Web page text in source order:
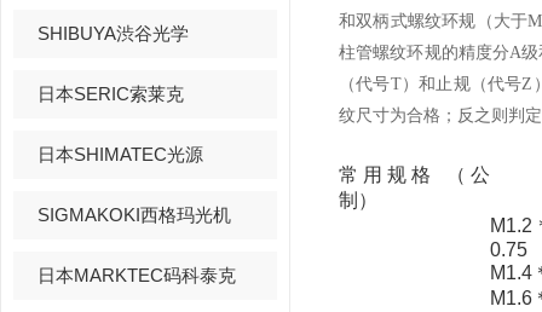
SHIBUYA渋谷光学
日本SERIC索莱克
日本SHIMATEC光源
SIGMAKOKI西格玛光机
日本MARKTEC码科泰克
和双柄式螺纹环规（大于
柱管螺纹环规的精度分A级
（代号T）和止规（代号Z
纹尺寸为合格；反之则判
常用规格
（公
制）
M1.2
0.75
M1.4
M1.6